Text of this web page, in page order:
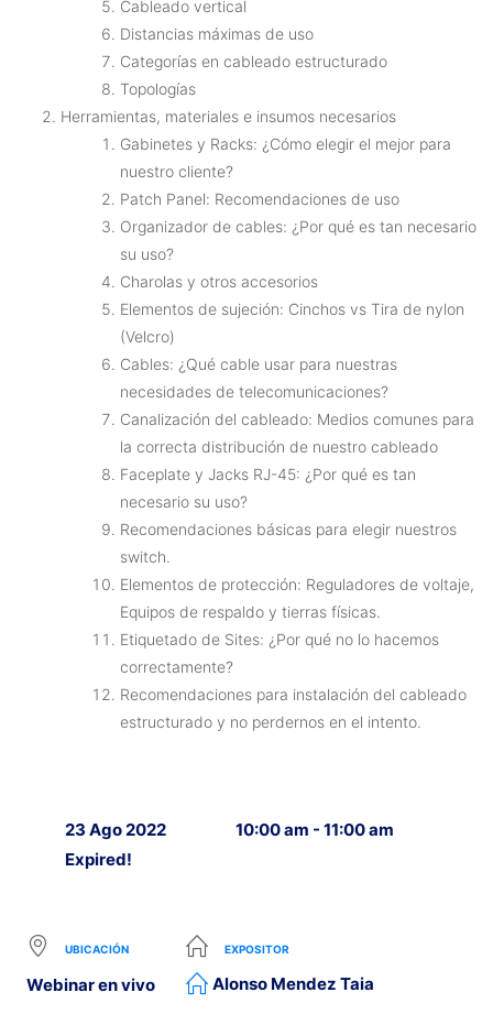
Cableado vertical
Distancias máximas de uso
Categorías en cableado estructurado
Topologías
Herramientas, materiales e insumos necesarios
Gabinetes y Racks: ¿Cómo elegir el mejor para
nuestro cliente?
Patch Panel: Recomendaciones de uso
Organizador de cables: ¿Por qué es tan necesario
su uso?
Charolas y otros accesorios
Elementos de sujeción: Cinchos vs Tira de nylon
(Velcro)
Cables: ¿Qué cable usar para nuestras
necesidades de telecomunicaciones?
Canalización del cableado: Medios comunes para
la correcta distribución de nuestro cableado
Faceplate y Jacks RJ-45: ¿Por qué es tan
necesario su uso?
Recomendaciones básicas para elegir nuestros
switch.
Elementos de protección: Reguladores de voltaje,
Equipos de respaldo y tierras físicas.
Etiquetado de Sites: ¿Por qué no lo hacemos
correctamente?
Recomendaciones para instalación del cableado
estructurado y no perdernos en el intento.
23 Ago 2022
Expired!
10:00 am - 11:00 am
UBICACIÓN
Webinar en vivo
EXPOSITOR
Alonso Mendez Taia